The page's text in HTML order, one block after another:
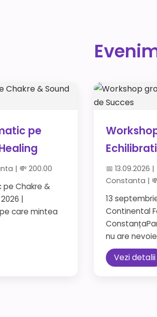
pe
| 💸 200.00
pe Chakre &
|
care mintea
📅
Constanta |
13
Continental
nu are
Vezi detalii